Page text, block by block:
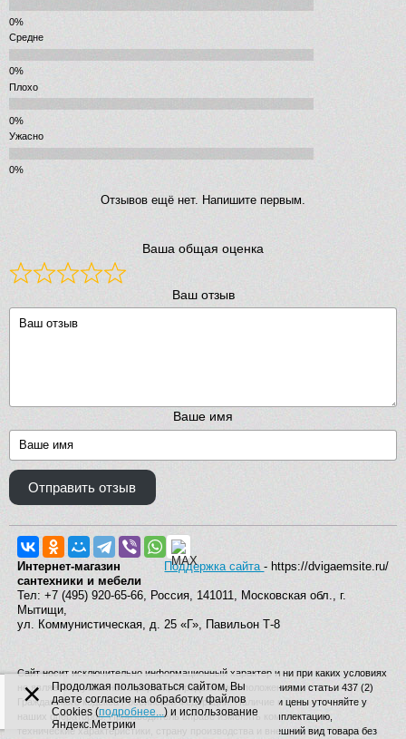
Средне
Плохо
Ужасно
Отзывов ещё нет. Напишите первым.
Ваша общая оценка
Ваш отзыв
Ваше имя
Отправить отзыв
Поддержка сайта- https://dvigaemsite.ru/
Интернет-магазин
сантехники и мебели
Тел: +7 (495) 920-65-66, Россия, 141011, Московская обл., г.
Мытищи,
ул. Коммунистическая, д. 25 «Г», Павильон Т-8
Сайт носит исключительно информационный характер и ни при каких условиях
не является публичной офертой, определяемой положениями статьи 437 (2)
Гражданского кодекса Российской Федерации. Наличие и цены уточняйте у
наших операторов. Производитель вправе изменять комплектацию,
технические характеристики, страну производства и внешний вид товара без
×
Продолжая пользоваться сайтом, Вы
даете согласие на обработку файлов
Cookies (подробнее...) и использование
Яндекс.Метрики